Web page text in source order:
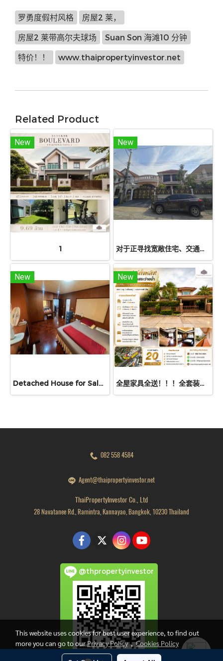
罗勇度假村风格 房屋2 莱，
房屋2 莱带高尔夫球场 Suan Son 海滩10 分钟
特价！！ www.thaipropertyinvestor.net
Related Product
New
1
New
对于正寻找宽敞住宅、交通便利且性价比高的家庭来说，这绝对是理想之选！出售位于北榄府Theparak镇Supavalley 1村的独栋别墅。占地55平方哇，使用面积160平方米。4间卧室，2间浴室。防滑地砖，安全可靠。使用面积比同价位的大多数房源更大。离Theparak高速公路仅10分钟车程，可便捷往返Kanchanaphisek高速公路。
New
Detached House for Sale in Lat Phrao Wang Hin 14
New
全屋家具全送！！！全套装修，拎包即住！豪华宽敞高档住宅！出售 — 独栋别墅，Laddarom Elegance Ratchaphruk-Rattanathibet 村，173平方哇，转角地块，村庄临拉差普鲁路，近莲花北部超市，交通便利，地段极佳
082 558 4584
Agent@thaipropertyinvestor.net
ThaiPropertyInvestor Co., Ltd
28 Navatanee Rd., Ramintra, Kannayao, Bangkok, 10230 Thailand
@thpropertyinvestor
This website uses cookies for best user experience, to find out
more you can go to ourPrivacy Policy,Cookies Policy